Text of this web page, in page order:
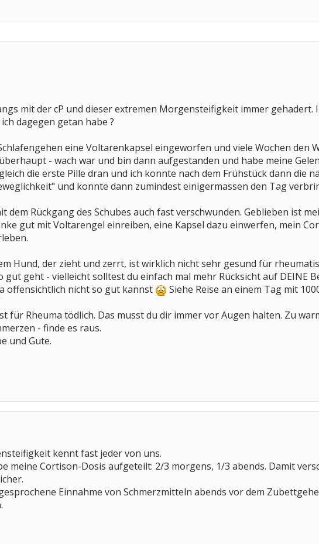
mit der cP und dieser extremen Morgensteifigkeit immer
dagegen getan habe ?
eine Voltarenkapsel eingeworfen und viele Wochen den
- wach war und bin dann aufgestanden und habe meine
die erste Pille dran und ich konnte nach dem Frühstück dann die
und konnte dann zumindest einigermassen den Tag
dem Rückgang des Schubes auch fast verschwunden. Geblieben ist
gut mit Voltarengel einreiben, eine Kapsel dazu einwerfen, mein
Hund, der zieht und zerrt, ist wirklich nicht sehr gesund für
gut geht - vielleicht solltest du einfach mal mehr Rücksicht auf DEINE
offensichtlich nicht so gut kannst
Siehe Reise an einem Tag mit
für Rheuma tödlich. Das musst du dir immer vor Augen halten. Zu
- finde es raus.
und Gute.
kennt fast jeder von uns.
meine Cortison-Dosis aufgeteilt: 2/3 morgens, 1/3 abends. Damit
Einnahme von Schmerzmitteln abends vor dem